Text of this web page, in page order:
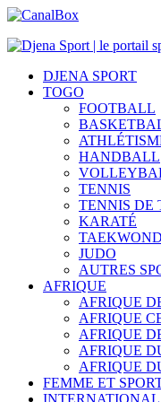
DJENA SPORT
TOGO
FOOTBALL
HANDBALL
TENNIS
TENNIS DE
KARATÉ
JUDO
AUTRES
AFRIQUE
AFRIQUE
AFRIQUE
AFRIQUE
AFRIQUE
AFRIQUE
FEMME ET
INTERNATIONAL